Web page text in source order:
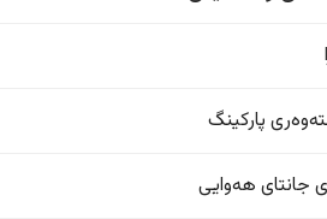
پارکینگ
جانتای هەوایی